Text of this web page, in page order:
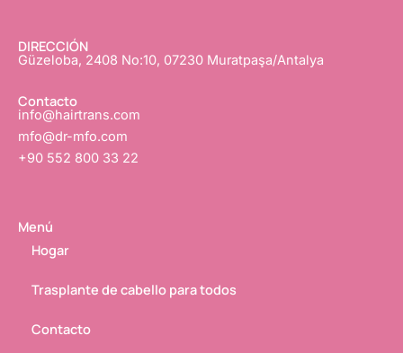
-
DIRECCIÓN
Güzeloba, 2408 No:10, 07230 Muratpaşa/Antalya
Contacto
info@hairtrans.com
mfo@dr-mfo.com
+90 552 800 33 22
Menú
Hogar
Trasplante de cabello para todos
Contacto